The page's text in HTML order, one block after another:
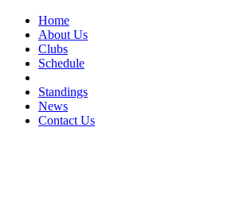
Home
About Us
Clubs
Schedule
Standings
News
Contact Us